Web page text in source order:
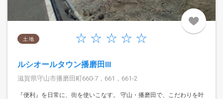
土 地
ルシオールタウン播磨田III
滋賀県守山市播磨田町660-7，661，661-2
『便利』を日常に、街を使いこなす。 守山・播磨田で、こだわりを叶